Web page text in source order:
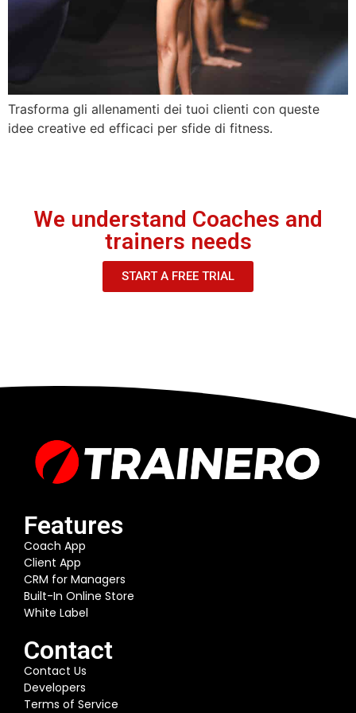
Trasforma gli allenamenti dei tuoi clienti con queste
idee creative ed efficaci per sfide di fitness.
We understand Coaches and
trainers needs
START A FREE TRIAL
Features
Coach App
Client App
CRM for Managers
Built-In Online Store
White Label
Contact
Contact Us
Developers
Terms of Service